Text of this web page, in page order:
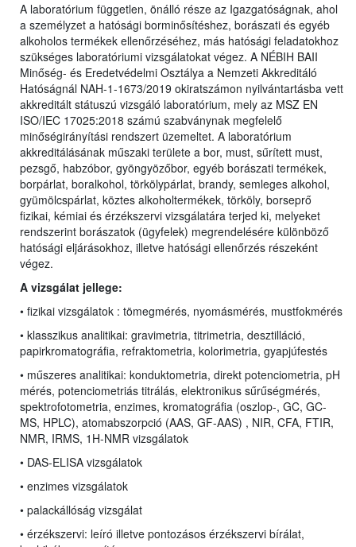
A laboratórium független, önálló része az Igazgatóságnak, ahol
a személyzet a hatósági borminősítéshez, borászati és egyéb
alkoholos termékek ellenőrzéséhez, más hatósági feladatokhoz
szükséges laboratóriumi vizsgálatokat végez. A NÉBIH BAII
Minőség- és Eredetvédelmi Osztálya a Nemzeti Akkreditáló
Hatóságnál NAH-1-1673/2019 okiratszámon nyilvántartásba vett
akkreditált státuszú vizsgáló laboratórium, mely az MSZ EN
ISO/IEC 17025:2018 számú szabványnak megfelelő
minőségirányítási rendszert üzemeltet. A laboratórium
akkreditálásának műszaki területe a bor, must, sűrített must,
pezsgő, habzóbor, gyöngyözőbor, egyéb borászati termékek,
borpárlat, boralkohol, törkölypárlat, brandy, semleges alkohol,
gyümölcspárlat, köztes alkoholtermékek, törköly, borseprő
fizikai, kémiai és érzékszervi vizsgálatára terjed ki, melyeket
rendszerint borászatok (ügyfelek) megrendelésére különböző
hatósági eljárásokhoz, illetve hatósági ellenőrzés részeként
végez.
A vizsgálat jellege:
• fizikai vizsgálatok : tömegmérés, nyomásmérés, mustfokmérés
• klasszikus analitikai: gravimetria, titrimetria, desztilláció,
papirkromatográfia, refraktometria, kolorimetria, gyapjúfestés
• műszeres analitikai: konduktometria, direkt potenciometria, pH
mérés, potenciometriás titrálás, elektronikus sűrűségmérés,
spektrofotometria, enzimes, kromatográfia (oszlop-, GC, GC-
MS, HPLC), atomabszorpció (AAS, GF-AAS) , NIR, CFA, FTIR,
NMR, IRMS, 1H-NMR vizsgálatok
• DAS-ELISA vizsgálatok
• enzimes vizsgálatok
• palackállóság vizsgálat
• érzékszervi: leíró illetve pontozásos érzékszervi bírálat,